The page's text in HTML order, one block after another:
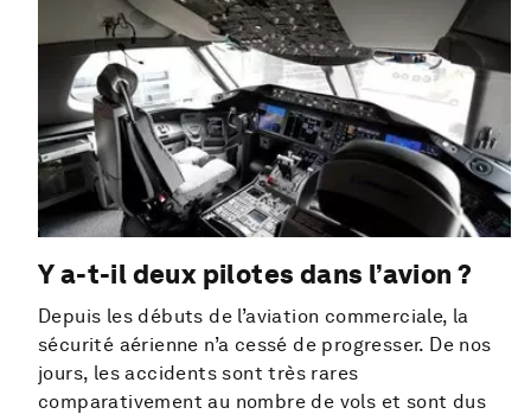
Y a-t-il deux pilotes dans l’avion ?
Depuis les débuts de l’aviation commerciale, la
sécurité aérienne n’a cessé de progresser. De nos
jours, les accidents sont très rares
comparativement au nombre de vols et sont dus